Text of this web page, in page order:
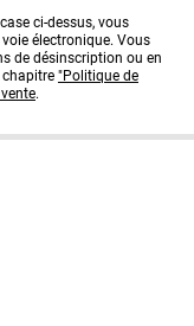
ci-dessus, vous
électronique. Vous
de désinscription ou en
"Politique de
.